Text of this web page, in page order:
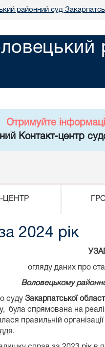
районний суд
Отримуйте
Контакт-центр
ЦЕНТР
2024 рік
огляду даних про
Воловецькому
суду Закарпатської
була спрямована на
правильній